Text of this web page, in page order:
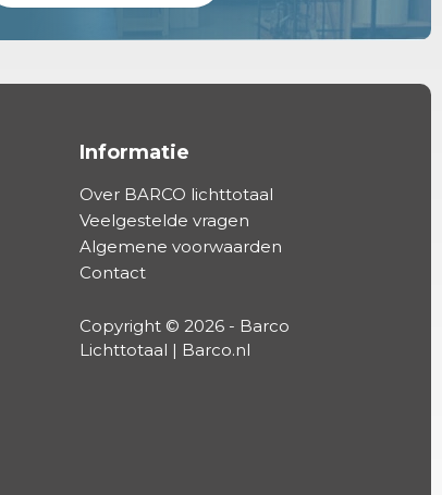
Informatie
Over BARCO lichttotaal
Veelgestelde vragen
Algemene voorwaarden
Contact
Copyright © 2026 - Barco
Lichttotaal | Barco.nl